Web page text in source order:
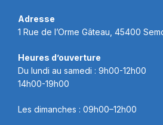
Adresse
1 Rue de l’Orme Gâteau, 45400
Heures d’ouverture
Du lundi au samedi : 9h00-12h00
14h00-19h00
Les dimanches : 09h00–12h00